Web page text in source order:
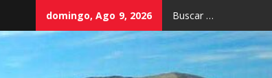
domingo, Ago 9, 2026